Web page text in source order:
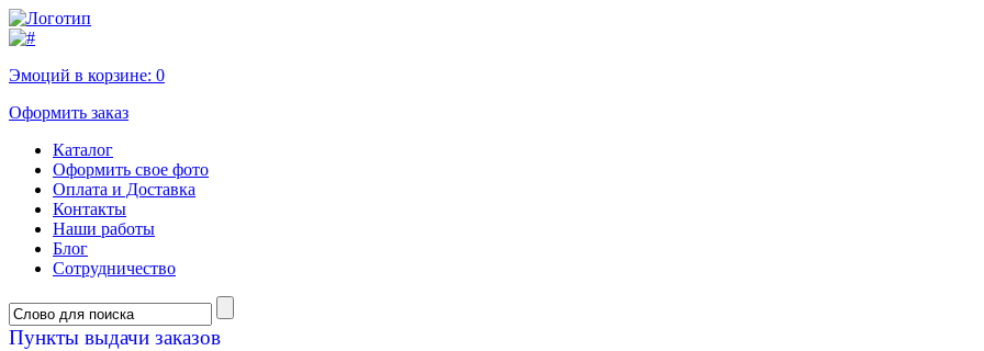
Эмоций в корзине: 0
Оформить заказ
Каталог
Оформить свое фото
Оплата и Доставка
Контакты
Наши работы
Блог
Сотрудничество
Пункты выдачи заказов